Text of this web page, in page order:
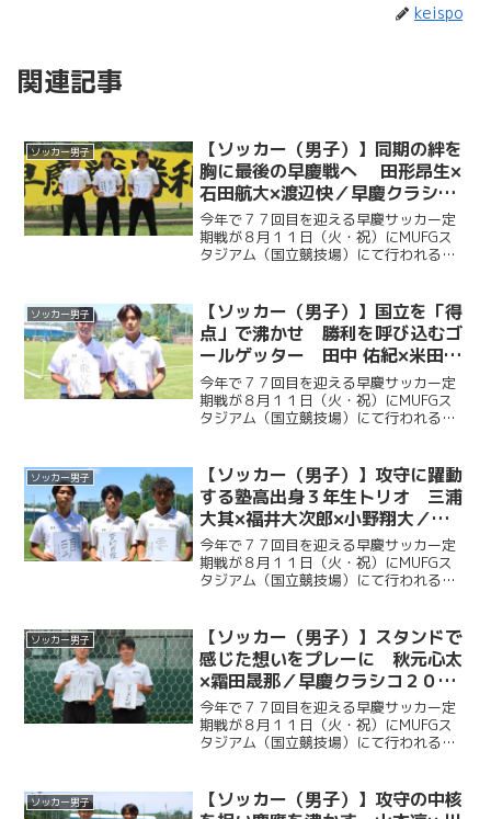
keispo
関連記事
ソッカー男子
【ソッカー（男子）】同期の絆を
胸に最後の早慶戦へ 田形昂生×
石田航大×渡辺快／早慶クラシコ
２０２６直前企画第６弾
今年で７７回目を迎える早慶サッカー定
期戦が８月１１日（火・祝）にMUFGス
タジアム（国立競技場）にて行われる。
ッチに立つ。今回ケイスポでは選手だけ
ではなく、グラウンドマ...
ソッカー男子
【ソッカー（男子）】国立を「得
点」で沸かせ 勝利を呼び込むゴ
ールゲッター 田中 佑紀×米田壮
志／早慶クラシコ２０２６直前企
画第５弾
今年で７７回目を迎える早慶サッカー定
期戦が８月１１日（火・祝）にMUFGス
タジアム（国立競技場）にて行われる。
ッチに立つ。今回ケイスポでは選手だけ
ではなく、グラウンドマ...
ソッカー男子
【ソッカー（男子）】攻守に躍動
する塾高出身３年生トリオ 三浦
大其×福井大次郎×小野翔大／早
慶クラシコ２０２６直前企画第４
弾
今年で７７回目を迎える早慶サッカー定
期戦が８月１１日（火・祝）にMUFGス
タジアム（国立競技場）にて行われる。
ピッチに立つ。今回ケイスポでは選手だ
けではなく、グラウンド...
ソッカー男子
【ソッカー（男子）】スタンドで
感じた想いをプレーに 秋元心太
×霜田晟那／早慶クラシコ２０２
６直前企画第３弾
今年で７７回目を迎える早慶サッカー定
期戦が８月１１日（火・祝）にMUFGス
タジアム（国立競技場）にて行われる。
ッチに立つ。今回ケイスポでは選手だけ
ではなく、グラウンドマ...
ソッカー男子
【ソッカー（男子）】攻守の中核